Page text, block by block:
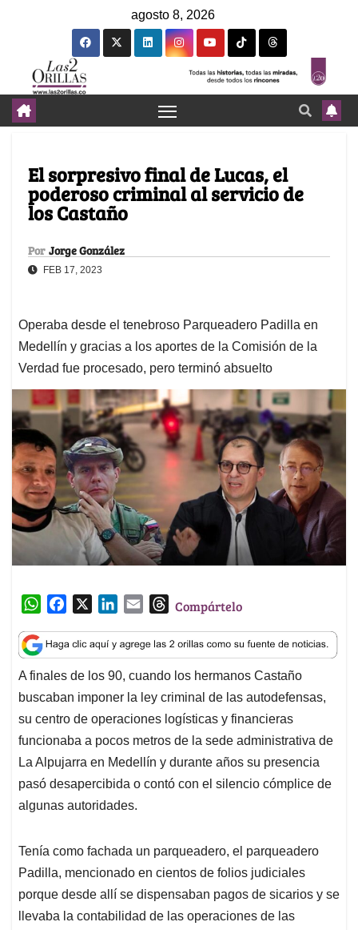
agosto 8, 2026
El sorpresivo final de Lucas, el
poderoso criminal al servicio de
los Castaño
Por Jorge González
FEB 17, 2023
Operaba desde el tenebroso Parqueadero Padilla en
Medellín y gracias a los aportes de la Comisión de la
Verdad fue procesado, pero terminó absuelto
W
a
t
s
A
p
p
c
e
b
o
o
k
n
k
e
d
I
n
a
i
l
T
r
e
a
d
s
Compártelo
A finales de los 90, cuando los hermanos Castaño
buscaban imponer la ley criminal de las autodefensas,
su centro de operaciones logísticas y financieras
funcionaba a pocos metros de la sede administrativa de
La Alpujarra en Medellín y durante años su presencia
pasó desapercibida o contó con el silencio cómplice de
algunas autoridades.
Tenía como fachada un parqueadero, el parqueadero
Padilla, mencionado en cientos de folios judiciales
porque desde allí se dispensaban pagos de sicarios y se
llevaba la contabilidad de las operaciones de las